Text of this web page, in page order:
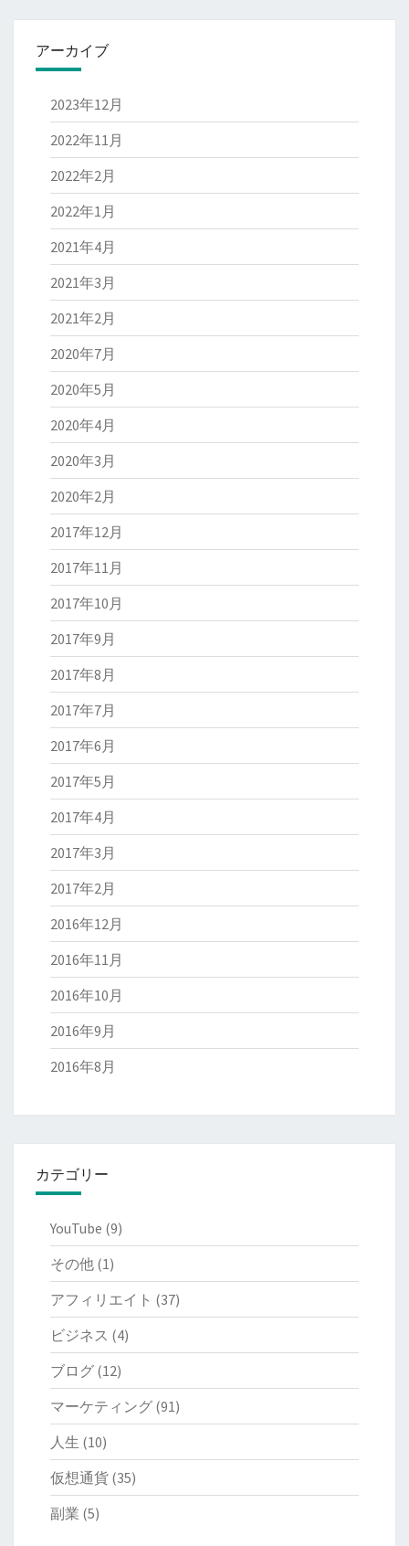
アーカイブ
2023年12月
2022年11月
2022年2月
2022年1月
2021年4月
2021年3月
2021年2月
2020年7月
2020年5月
2020年4月
2020年3月
2020年2月
2017年12月
2017年11月
2017年10月
2017年9月
2017年8月
2017年7月
2017年6月
2017年5月
2017年4月
2017年3月
2017年2月
2016年12月
2016年11月
2016年10月
2016年9月
2016年8月
カテゴリー
YouTube (9)
その他 (1)
アフィリエイト (37)
ビジネス (4)
ブログ (12)
マーケティング (91)
人生 (10)
仮想通貨 (35)
副業 (5)